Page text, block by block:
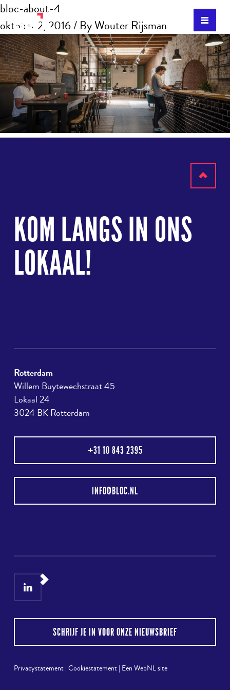
bloc-about-4
oktober 2, 2016/ ByWouter Rijsman
KOM LANGS IN ONS
LOKAAL!
Rotterdam
Willem Buytewechstraat 45
Lokaal 24
3024 BK Rotterdam
+31 10 843 2395
INFO@BLOC.NL
SCHRIJF JE IN VOOR ONZE NIEUWSBRIEF
Privacystatement|Cookiestatement| Een WebNL site